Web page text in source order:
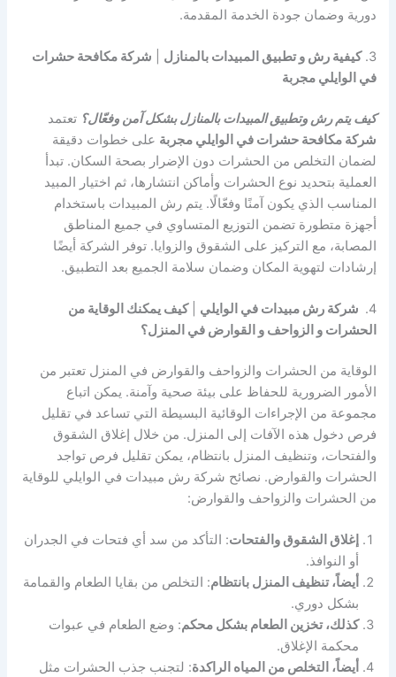
دورية وضمان جودة الخدمة المقدمة.
3. كيفية رش و تطبيق المبيدات بالمنازل
شركة مكافحة حشرات
في الوايلي مجربة
كيف يتم رش وتطبيق المبيدات بالمنازل بشكل آمن وفعّال؟ تعتمد
شركة مكافحة حشرات في الوايلي مجربة على خطوات دقيقة
لضمان التخلص من الحشرات دون الإضرار بصحة السكان. تبدأ
العملية بتحديد نوع الحشرات وأماكن انتشارها، ثم اختيار المبيد
المناسب الذي يكون آمنًا وفعّالًا. يتم رش المبيدات باستخدام
أجهزة متطورة تضمن التوزيع المتساوي في جميع المناطق
المصابة، مع التركيز على الشقوق والزوايا. توفر الشركة أيضًا
إرشادات لتهوية المكان وضمان سلامة الجميع بعد التطبيق.
4. شركة رش مبيدات في الوايلي |كيف يمكنك الوقاية من
الحشرات و الزواحف و القوارض في المنزل؟
الوقاية من الحشرات والزواحف والقوارض في المنزل تعتبر من
الأمور الضرورية للحفاظ على بيئة صحية وآمنة. يمكن اتباع
مجموعة من الإجراءات الوقائية البسيطة التي تساعد في تقليل
فرص دخول هذه الآفات إلى المنزل. من خلال إغلاق الشقوق
والفتحات، وتنظيف المنزل بانتظام، يمكن تقليل فرص تواجد
الحشرات والقوارض. نصائح شركة رش مبيدات في الوايلي للوقاية
من الحشرات والزواحف والقوارض:
إغلاق الشقوق والفتحات: التأكد من سد أي فتحات في الجدران
أو النوافذ.
أيضاً، تنظيف المنزل بانتظام: التخلص من بقايا الطعام والقمامة
بشكل دوري.
كذلك، تخزين الطعام بشكل محكم: وضع الطعام في عبوات
محكمة الإغلاق.
أيضاً، التخلص من المياه الراكدة: لتجنب جذب الحشرات مثل